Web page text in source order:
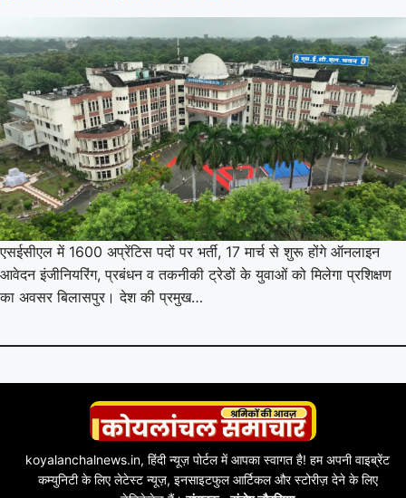
एसईसीएल में 1600 अप्रेंटिस पदों पर भर्ती, 17 मार्च से शुरू होंगे ऑनलाइन
आवेदन इंजीनियरिंग, प्रबंधन व तकनीकी ट्रेडों के युवाओं को मिलेगा प्रशिक्षण
का अवसर बिलासपुर। देश की प्रमुख…
koyalanchalnews.in, हिंदी न्यूज़ पोर्टल में आपका स्वागत है! हम अपनी वाइब्रेंट
कम्युनिटी के लिए लेटेस्ट न्यूज़, इनसाइटफुल आर्टिकल और स्टोरीज़ देने के लिए